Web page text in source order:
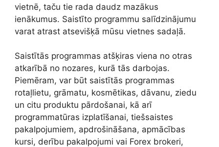
vietnē, taču tie rada daudz mazākus
ienākumus. Saistīto programmu salīdzinājumu
varat atrast atsevišķā mūsu vietnes sadaļā.
Saistītās programmas atšķiras viena no otras
atkarībā no nozares, kurā tās darbojas.
Piemēram, var būt saistītās programmas
rotaļlietu, grāmatu, kosmētikas, dāvanu, ziedu
un citu produktu pārdošanai, kā arī
programmatūras izplatīšanai, tiešsaistes
pakalpojumiem, apdrošināšana, apmācības
kursi, derību pakalpojumi vai Forex brokeri,